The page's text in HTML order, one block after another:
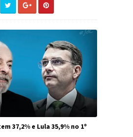
37,2% e Lula 35,9% no 1º